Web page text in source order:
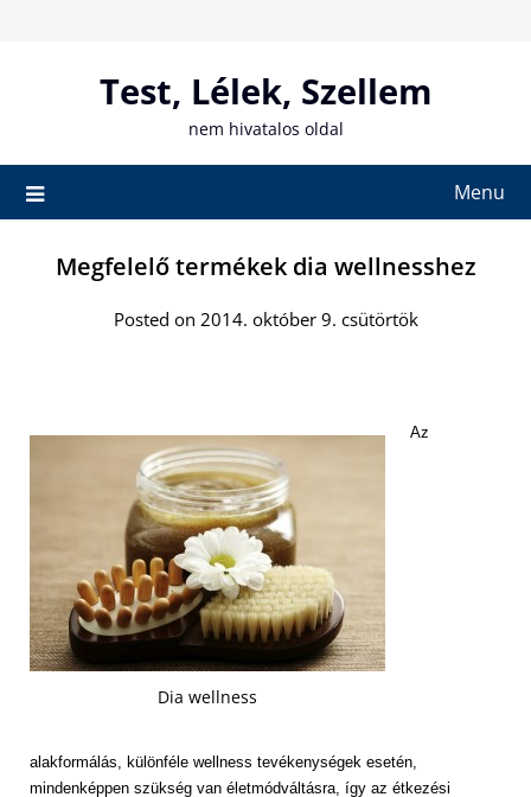
Test, Lélek, Szellem
nem hivatalos oldal
Menu
Megfelelő termékek dia wellnesshez
Posted on 2014. október 9. csütörtök
Dia wellness
Az
alakformálás, különféle wellness tevékenységek esetén,
mindenképpen szükség van életmódváltásra, így az étkezési